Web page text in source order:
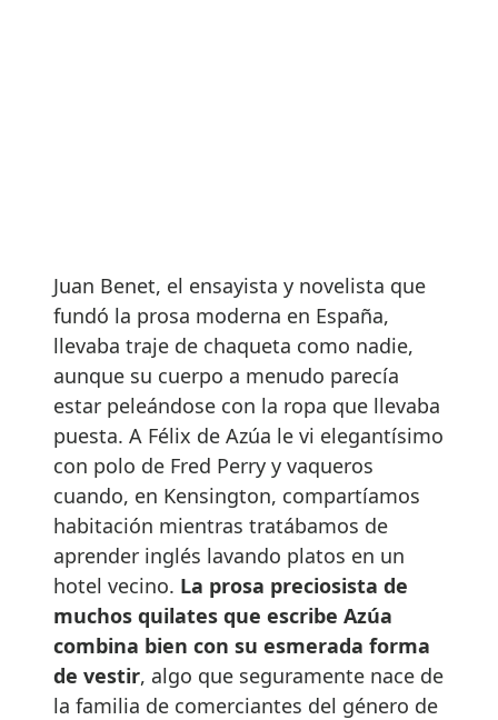
Juan Benet, el ensayista y novelista que
fundó la prosa moderna en España,
llevaba traje de chaqueta como nadie,
aunque su cuerpo a menudo parecía
estar peleándose con la ropa que llevaba
puesta. A Félix de Azúa le vi elegantísimo
con polo de Fred Perry y vaqueros
cuando, en Kensington, compartíamos
habitación mientras tratábamos de
aprender inglés lavando platos en un
hotel vecino. La prosa preciosista de
muchos quilates que escribe Azúa
combina bien con su esmerada forma
de vestir, algo que seguramente nace de
la familia de comerciantes del género de